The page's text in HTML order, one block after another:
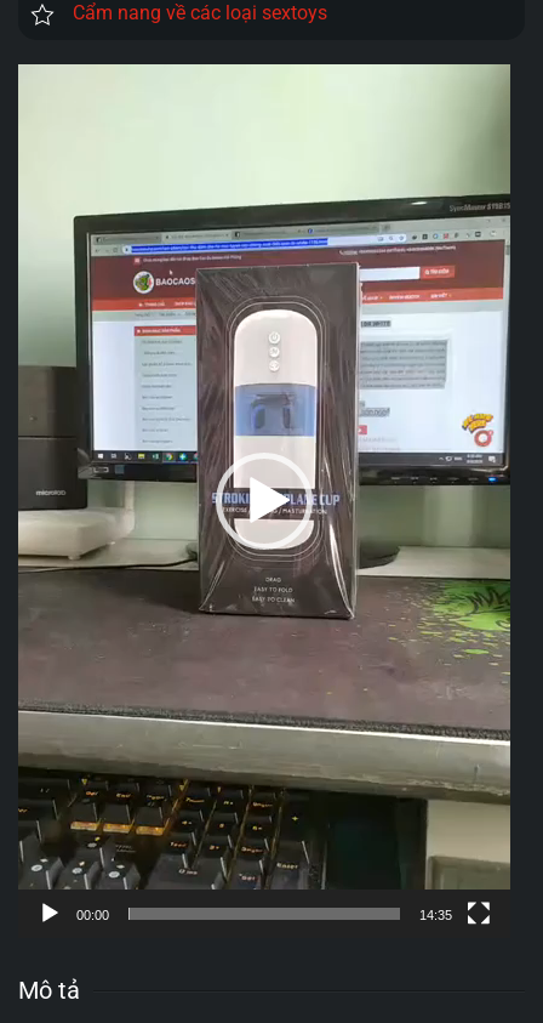
Cẩm nang về các loại sextoys
00:00 14:35
Mô tả